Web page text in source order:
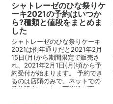
シャトレーゼのひな祭りケ
ーキ2021の予約はいつか
ら?種類と値段をまとめま
した
シャトレーゼのひな祭りケーキ
2021は例年通りだと2021年2月
15日(月)から期間限定で販売さ
れ、2021年2月1日(月)頃から予
約受付が始まります。 予約でき
るのは店頭のみで、ネットでの
予約販売はしない可能性が高い